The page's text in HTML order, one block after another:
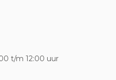
t/m 12:00 uur